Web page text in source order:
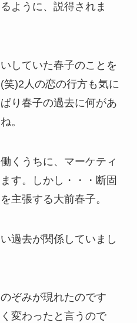
ように、説得されま
していた春子のことを
)2人の恋の行方も気に
り春子の過去に何があ
。
くうちに、 マーケティ
す。しかし・・・断固
主張する大前春子。
過去が関係していまし
ぞみが現れたのです
変わったと言うので